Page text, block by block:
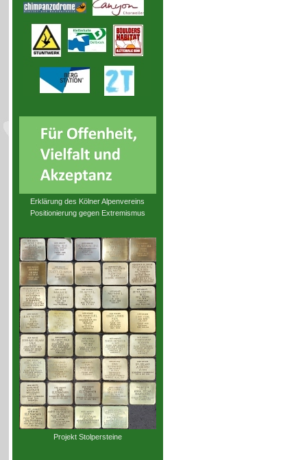
Erklärung des Kölner Alpenvereins
Positionierung gegen Extremismus
Projekt Stolpersteine